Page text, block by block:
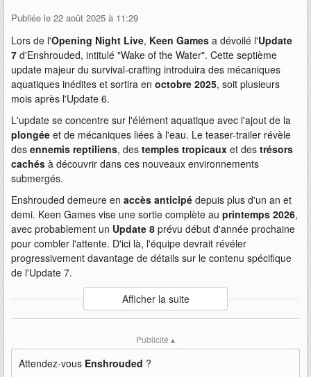
Publiée le 22 août 2025 à 11:29
Lors de l'Opening Night Live, Keen Games a dévoilé l'Update
7 d'Enshrouded, intitulé "Wake of the Water". Cette septième
update majeur du survival-crafting introduira des mécaniques
aquatiques inédites et sortira en octobre 2025, soit plusieurs
mois après l'Update 6.
L'update se concentre sur l'élément aquatique avec l'ajout de la
plongée et de mécaniques liées à l'eau. Le teaser-trailer révèle
des ennemis reptiliens, des temples tropicaux et des trésors
cachés à découvrir dans ces nouveaux environnements
submergés.
Enshrouded demeure en accès anticipé depuis plus d'un an et
demi. Keen Games vise une sortie complète au printemps 2026,
avec probablement un Update 8 prévu début d'année prochaine
pour combler l'attente. D'ici là, l'équipe devrait révéler
progressivement davantage de détails sur le contenu spécifique
de l'Update 7.
Auteur
Keen Games
: Myrhdin
keen-games octobre
water
Afficher la suite
Publicité ▴
Attendez-vous Enshrouded ?